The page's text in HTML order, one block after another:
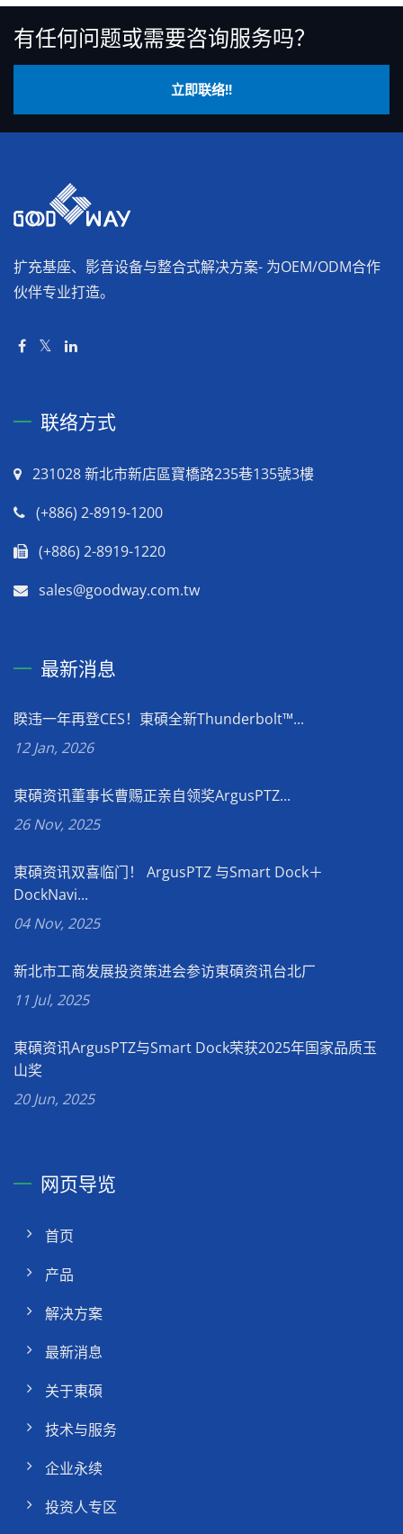
有任何问题或需要咨询服务吗？
立即联络!!
扩充基座、影音设备与整合式解决方案- 为OEM/ODM合作
伙伴专业打造。
联络方式
231028 新北市新店區寶橋路235巷135號3樓
(+886) 2-8919-1200
(+886) 2-8919-1220
sales@goodway.com.tw
最新消息
睽违一年再登CES！東碩全新Thunderbolt™...
12 Jan, 2026
東碩资讯董事长曹赐正亲自领奖ArgusPTZ...
26 Nov, 2025
東碩资讯双喜临门！ ArgusPTZ 与Smart Dock＋
DockNavi...
04 Nov, 2025
新北市工商发展投资策进会参访東碩资讯台北厂
11 Jul, 2025
東碩资讯ArgusPTZ与Smart Dock荣获2025年国家品质玉
山奖
20 Jun, 2025
网页导览
首页
产品
解决方案
最新消息
关于東碩
技术与服务
企业永续
投资人专区